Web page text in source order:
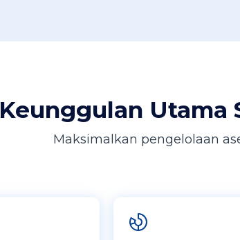
Keunggulan Utama
Maksimalkan pengelolaan